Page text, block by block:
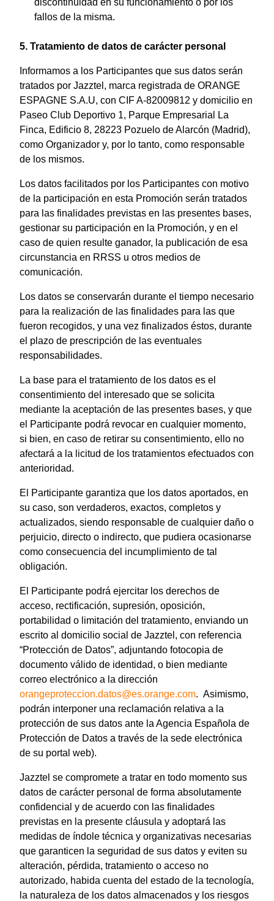
fallos de la misma.
5. Tratamiento de datos de carácter personal
Informamos a los Participantes que sus datos serán
tratados por Jazztel, marca registrada de ORANGE
ESPAGNE S.A.U, con CIF A-82009812 y domicilio en
Paseo Club Deportivo 1, Parque Empresarial La
Finca, Edificio 8, 28223 Pozuelo de Alarcón (Madrid),
como Organizador y, por lo tanto, como responsable
de los mismos.
Los datos facilitados por los Participantes con motivo
de la participación en esta Promoción serán tratados
para las finalidades previstas en las presentes bases,
gestionar su participación en la Promoción, y en el
caso de quien resulte ganador, la publicación de esa
circunstancia en RRSS u otros medios de
comunicación.
Los datos se conservarán durante el tiempo necesario
para la realización de las finalidades para las que
fueron recogidos, y una vez finalizados éstos, durante
el plazo de prescripción de las eventuales
responsabilidades.
La base para el tratamiento de los datos es el
consentimiento del interesado que se solicita
mediante la aceptación de las presentes bases, y que
el Participante podrá revocar en cualquier momento,
si bien, en caso de retirar su consentimiento, ello no
afectará a la licitud de los tratamientos efectuados con
anterioridad.
El Participante garantiza que los datos aportados, en
su caso, son verdaderos, exactos, completos y
actualizados, siendo responsable de cualquier daño o
perjuicio, directo o indirecto, que pudiera ocasionarse
como consecuencia del incumplimiento de tal
obligación.
El Participante podrá ejercitar los derechos de
acceso, rectificación, supresión, oposición,
portabilidad o limitación del tratamiento, enviando un
escrito al domicilio social de Jazztel, con referencia
“Protección de Datos”, adjuntando fotocopia de
documento válido de identidad, o bien mediante
correo electrónico a la dirección
orangeproteccion.datos@es.orange.com. Asimismo,
podrán interponer una reclamación relativa a la
protección de sus datos ante la Agencia Española de
Protección de Datos a través de la sede electrónica
de su portal web).
Jazztel se compromete a tratar en todo momento sus
datos de carácter personal de forma absolutamente
confidencial y de acuerdo con las finalidades
previstas en la presente cláusula y adoptará las
medidas de índole técnica y organizativas necesarias
que garanticen la seguridad de sus datos y eviten su
alteración, pérdida, tratamiento o acceso no
autorizado, habida cuenta del estado de la tecnología,
la naturaleza de los datos almacenados y los riesgos